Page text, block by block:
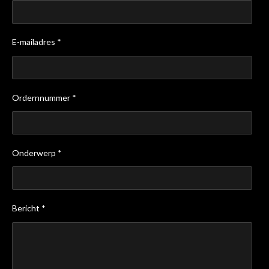
E-mailadres *
Ordernnummer *
Onderwerp *
Bericht *